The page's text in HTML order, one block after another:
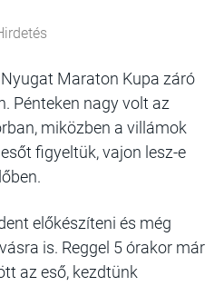
Maraton Kupa záró
Pénteken nagy volt az
miközben a villámok
figyeltük, vajon lesz-e
előkészíteni és még
is. Reggel 5 órakor már
az eső, kezdtünk